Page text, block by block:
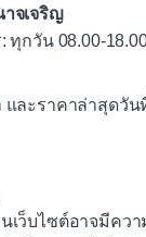
จเจริญ
ทุกวัน 08.00-
ละราคาล่าสุดวัน
เว็บไซต์อาจมีคว